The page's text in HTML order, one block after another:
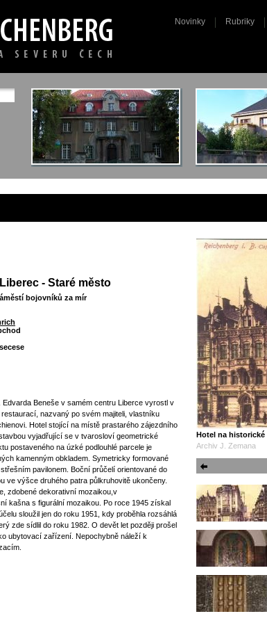
Novinky Rubriky
- Staré město
bojovníků za mír
Beneše v samém centru Liberce vyrostl v
nazvaný po svém majiteli, vlastníku
Hotel stojící na místě prastarého zájezdního
vyjadřující se v tvarosloví geometrické
postaveného na úzké podlouhlé parcele je
kamenným obkladem. Symetricky formované
pavilonem. Boční průčelí orientované do
ve výšce druhého patra půlkruhovitě ukončeny.
zdobené dekorativní mozaikou,v
kašna s figurální mozaikou. Po roce 1945 získal
sloužil jen do roku 1951, kdy proběhla rozsáhlá
zde sídlil do roku 1982. O devět let později prošel
ubytovací zařízení. Nepochybně náleží k
Hotel na
Archiv J. Zemana